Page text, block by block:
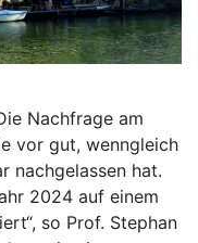
Nachfrage am
vor gut, wenngleich
nachgelassen hat.
2024 auf einem
so Prof. Stephan